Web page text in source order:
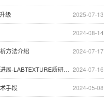
2025-07-13
级
2024-08-14
2024-07-17
方法介绍
2024-07-16
-LABTEXTURE质研仪器
2024-05-08
手段